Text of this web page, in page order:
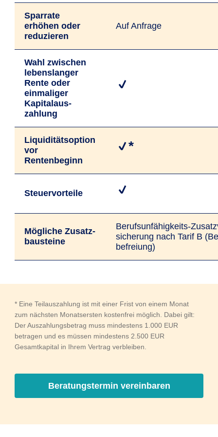
Sparrate
erhöhen oder
reduzieren
Auf Anfrage
Wahl zwischen
lebens­langer
Rente oder
einmaliger
Kapital­aus­
zahlung
Liquiditäts­option
vor
Rentenbeginn
*
Steuervorteile
Mögliche Zusatz­
bausteine
Berufs­unfähig­keits-
siche­rung nach Tarif B
befreiung)
* Eine Teilauszahlung ist mit einer Frist von einem Monat
zum nächsten Monatsersten kostenfrei möglich. Dabei gilt:
Der Auszahlungsbetrag muss mindestens 1.000 EUR
betragen und es müssen mindestens 2.500 EUR
Gesamtkapital in Ihrem Vertrag verbleiben.
Beratungstermin vereinbaren